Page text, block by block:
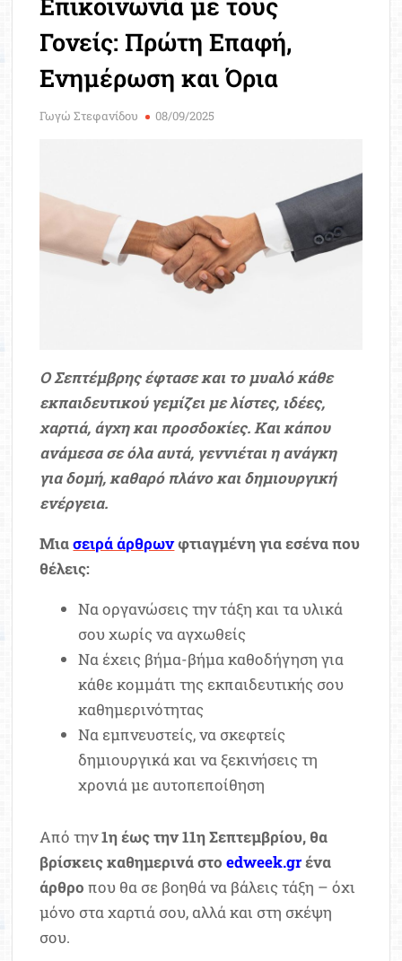
Γονείς: Πρώτη Επαφή,
Ενημέρωση και Όρια
Γωγώ Στεφανίδου 08/09/2025
Ο Σεπτέμβρης έφτασε και το μυαλό κάθε
εκπαιδευτικού γεμίζει με λίστες, ιδέες,
χαρτιά, άγχη και προσδοκίες. Και κάπου
ανάμεσα σε όλα αυτά, γεννιέται η ανάγκη
για δομή, καθαρό πλάνο και δημιουργική
ενέργεια.
Μιασειρά άρθρωνφτιαγμένη για εσένα που
θέλεις:
Να οργανώσεις την τάξη και τα υλικά
σου χωρίς να αγχωθείς
Να έχεις βήμα-βήμα καθοδήγηση για
κάθε κομμάτι της εκπαιδευτικής σου
καθημερινότητας
Να εμπνευστείς, να σκεφτείς
δημιουργικά και να ξεκινήσεις τη
χρονιά με αυτοπεποίθηση
Από την1η έως την 11η Σεπτεμβρίου, θα
βρίσκεις καθημερινά στοedweek.grένα
άρθρο που θα σε βοηθά να βάλεις τάξη – όχι
μόνο στα χαρτιά σου, αλλά και στη σκέψη
σου.